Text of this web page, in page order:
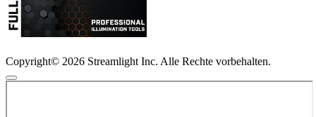
Copyright© 2026 Streamlight Inc. Alle Rechte vorbehalten.